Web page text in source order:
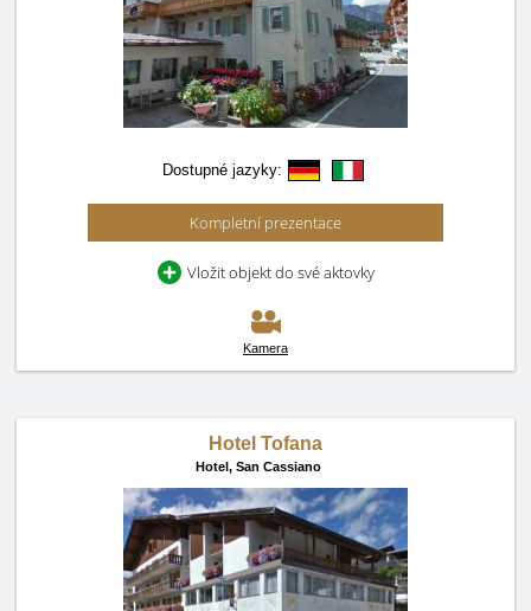
Dostupné jazyky:
Kompletní prezentace
Vložit objekt do své aktovky
Kamera
Hotel Tofana
Hotel, San Cassiano